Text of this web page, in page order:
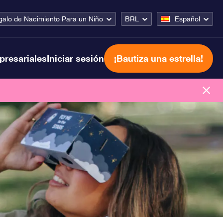
de Nacimiento Para un Niño BRL Español
Iniciar sesión ¡Bautiza una estrella!